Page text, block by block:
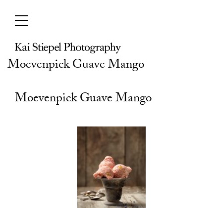
content
Moevenpick Guave Mango
Moevenpick Guave Mango